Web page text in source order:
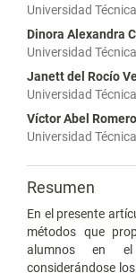
Universidad
Dinora Alexandra
Universidad
Janett del Rocío
Universidad
Víctor Abel
Universidad
Resumen
En el presente
métodos que
alumnos en el
considerándose